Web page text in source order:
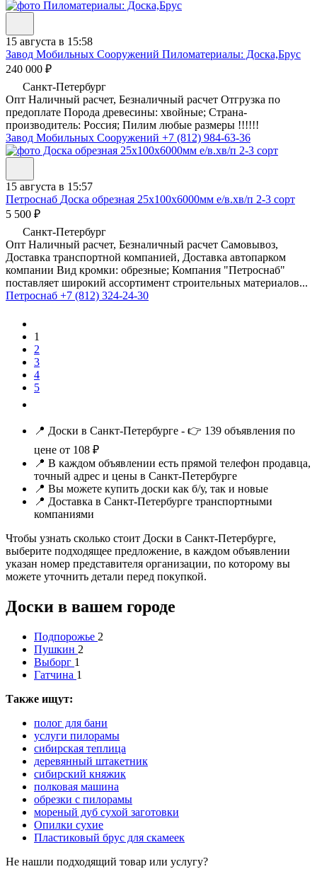
15 августа в 15:58
Завод Мобильных Сооружений Пиломатериалы: Доска,Брус
240 000 ₽
Санкт-Петербург
Опт Наличный расчет, Безналичный расчет Отгрузка по
предоплате Порода древесины: хвойные; Страна-
производитель: Россия; Пилим любые размеры !!!!!!
Завод Мобильных Сооружений +7 (812) 984-63-36
15 августа в 15:57
Петроснаб Доска обрезная 25х100х6000мм е/в.хв/п 2-3 сорт
5 500 ₽
Санкт-Петербург
Опт Наличный расчет, Безналичный расчет Самовывоз,
Доставка транспортной компанией, Доставка автопарком
компании Вид кромки: обрезные; Компания "Петроснаб"
поставляет широкий ассортимент строительных материалов...
Петроснаб +7 (812) 324-24-30
1
2
3
4
5
📍 Доски в Санкт-Петербурге - 👉 139 объявления по
цене от 108 ₽
📍 В каждом объявлении есть прямой телефон продавца,
точный адрес и цены в Санкт-Петербурге
📍 Вы можете купить доски как б/у, так и новые
📍 Доставка в Санкт-Петербурге транспортными
компаниями
Чтобы узнать сколько стоит Доски в Санкт-Петербурге,
выберите подходящее предложение, в каждом объявлении
указан номер представителя организации, по которому вы
можете уточнить детали перед покупкой.
Доски в вашем городе
Подпорожье 2
Пушкин 2
Выборг 1
Гатчина 1
Также ищут:
полог для бани
услуги пилорамы
сибирская теплица
деревянный штакетник
сибирский княжик
полковая машина
обрезки с пилорамы
мореный дуб сухой заготовки
Опилки сухие
Пластиковый брус для скамеек
Не нашли подходящий товар или услугу?